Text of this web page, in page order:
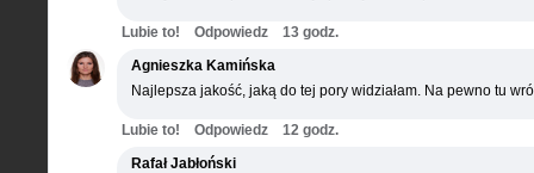
Lubie to! Odpowiedz
13 godz.
Agnieszka Kamińska
Najlepsza jakość, jaką do tej pory widziałam. Na pewno tu
Lubie to! Odpowiedz
12 godz.
Rafał Jabłoński